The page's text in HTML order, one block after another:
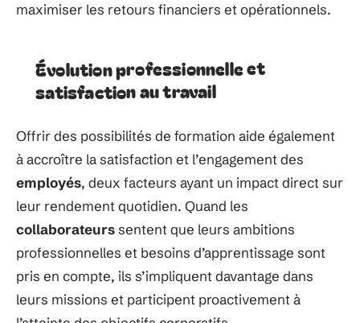
maximiser les retours financiers et opérationnels.
Évolution professionnelle et
satisfaction au travail
Offrir des possibilités de formation aide également
à accroître la satisfaction et l’engagement des
employés, deux facteurs ayant un impact direct sur
leur rendement quotidien. Quand les
collaborateurssentent que leurs ambitions
professionnelles et besoins d’apprentissage sont
pris en compte, ils s’impliquent davantage dans
leurs missions et participent proactivement à